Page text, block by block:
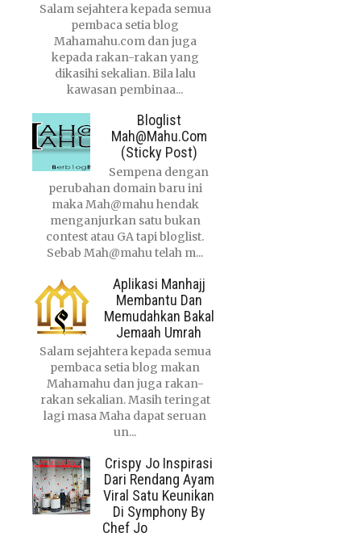
Salam sejahtera kepada semua
pembaca setia blog
Mahamahu.com dan juga
kepada rakan-rakan yang
dikasihi sekalian. Bila lalu
kawasan pembinaa...
Bloglist
Mah@mahu.com
(Sticky Post)
Sempena dengan
perubahan domain baru ini
maka Mah@mahu hendak
menganjurkan satu bukan
contest atau GA tapi bloglist.
Sebab Mah@mahu telah m...
Aplikasi Manhajj
Membantu Dan
Memudahkan Bakal
Jemaah Umrah
Salam sejahtera kepada semua
pembaca setia blog makan
Mahamahu dan juga rakan-
rakan sekalian. Masih teringat
lagi masa Maha dapat seruan
un...
Crispy Jo Inspirasi
Dari Rendang Ayam
Viral Satu Keunikan
Di Symphony By
Chef Jo